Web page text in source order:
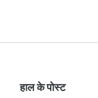
हाल के पोस्ट